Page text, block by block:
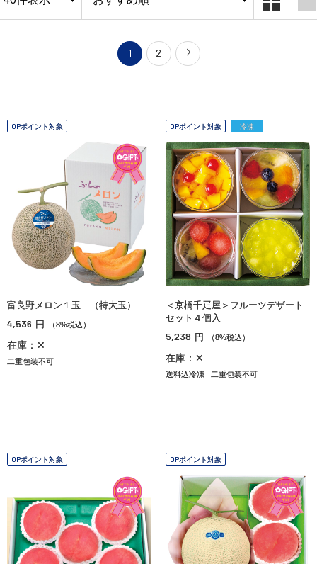
1 2
OPポイント対象
富良野メロン１玉 （特大玉）
4,536 円 （8%税込）
在庫：✕
二重包装不可
OPポイント対象 冷凍
＜京橋千疋屋＞フルーツデザート
セット４個入
5,238 円 （8%税込）
在庫：✕
送料込冷凍 二重包装不可
OPポイント対象 OPポイント対象